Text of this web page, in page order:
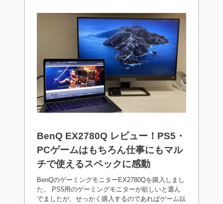
BenQ EX2780Q レビュー！PS5・
PCゲームはもちろん仕事にもマル
チで使えるスペックに感動
BenQのゲーミングモニターEX2780Qを購入しまし
た。 PS5用のゲーミングモニターが欲しいと選ん
でましたが、せっかく購入するのであればゲーム以